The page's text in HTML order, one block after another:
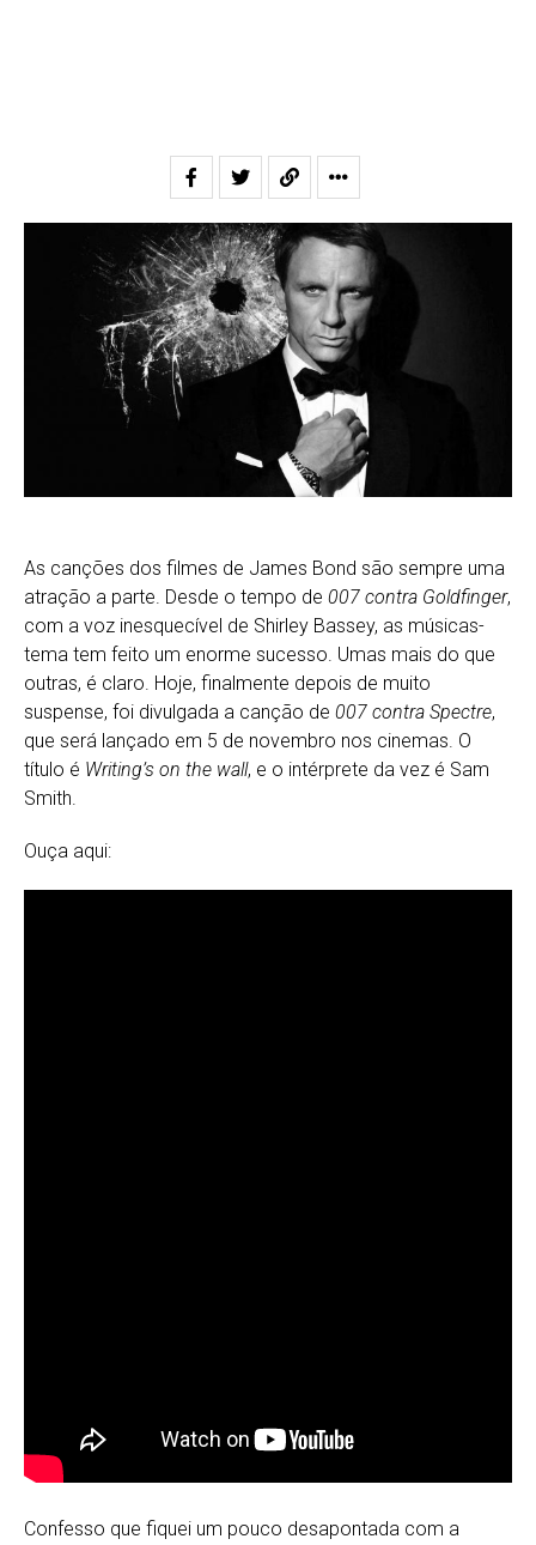
As canções dos filmes de James Bond são sempre uma
atração a parte. Desde o tempo de 007 contra Goldfinger,
com a voz inesquecível de Shirley Bassey, as músicas-
tema tem feito um enorme sucesso. Umas mais do que
outras, é claro. Hoje, finalmente depois de muito
suspense, foi divulgada a canção de 007 contra Spectre,
que será lançado em 5 de novembro nos cinemas. O
título é Writing’s on the wall, e o intérprete da vez é Sam
Smith.
Ouça aqui:
Confesso que fiquei um pouco desapontada com a